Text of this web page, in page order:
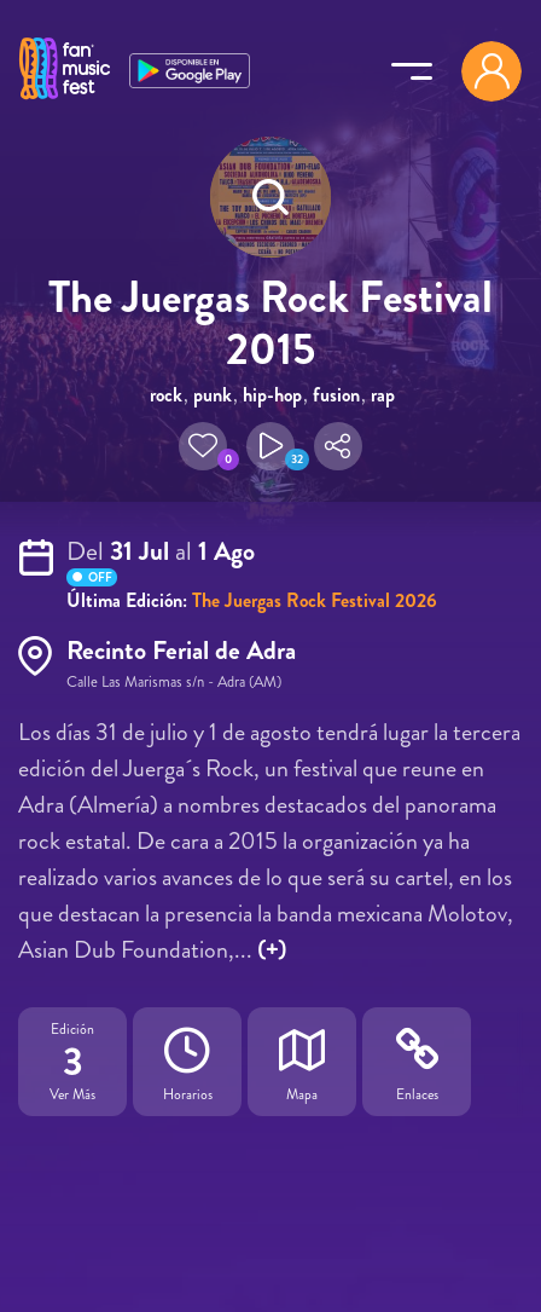
The Juergas Rock Festival
2015
rock, punk, hip-hop,fusion,rap
0 32
Del 31 Jul al 1 Ago
OFF
Última Edición:The Juergas Rock Festival 2026
Recinto Ferial de Adra
Calle Las Marismas s/n - Adra (AM)
Los días 31 de julio y 1 de agosto tendrá lugar la tercera
edición del Juerga´s Rock, un festival que reune en
Adra (Almería) a nombres destacados del panorama
rock estatal. De cara a 2015 la organización ya ha
realizado varios avances de lo que será su cartel, en los
que destacan la presencia la banda mexicana Molotov,
Asian Dub Foundation,... (+)
Edición
3
Ver Más Horarios Mapa Enlaces